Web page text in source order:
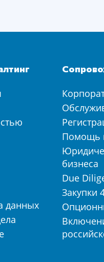
данных
Помощь
бизнеса
Due
Закупки